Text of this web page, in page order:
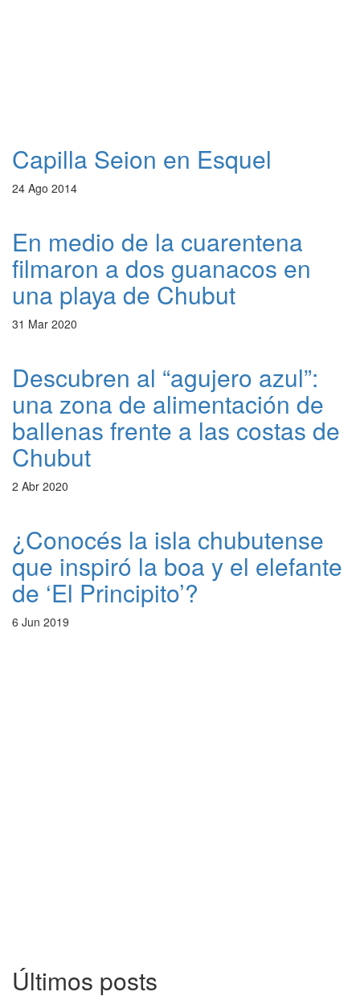
Capilla Seion en Esquel
24 Ago 2014
En medio de la cuarentena
filmaron a dos guanacos en
una playa de Chubut
31 Mar 2020
Descubren al “agujero azul”:
una zona de alimentación de
ballenas frente a las costas de
Chubut
2 Abr 2020
¿Conocés la isla chubutense
que inspiró la boa y el elefante
de ‘El Principito’?
6 Jun 2019
Últimos posts